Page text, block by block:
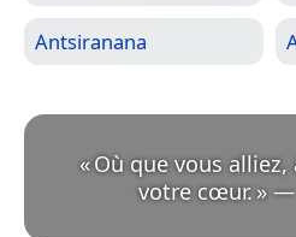
Antsiranana
«Où que vous
votre cœur. » —